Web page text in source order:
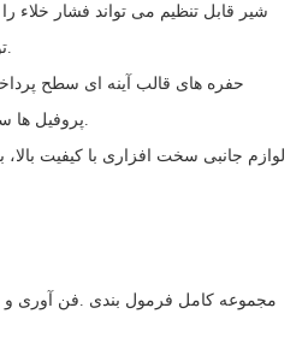
توجه به وضعیت تولید تنظیم کند.
مجموعه کامل فرمول بندی .فن آوری